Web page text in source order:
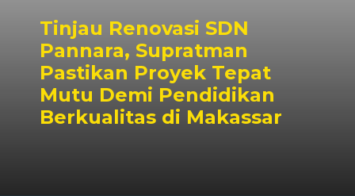
Tinjau Renovasi SDN
Pannara, Supratman
Pastikan Proyek Tepat
Mutu Demi Pendidikan
Berkualitas di Makassar